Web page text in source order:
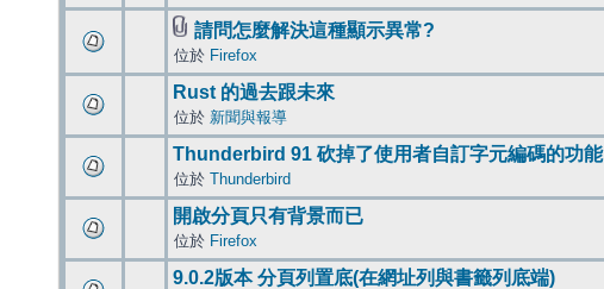
請問怎麼解決這種顯示異常?
位於 Firefox
Rust 的過去跟未來
位於 新聞與報導
Thunderbird 91 砍掉了使用者自訂字元編碼的功能
位於 Thunderbird
開啟分頁只有背景而已
位於 Firefox
9.0.2版本 分頁列置底(在網址列與書籤列底端)